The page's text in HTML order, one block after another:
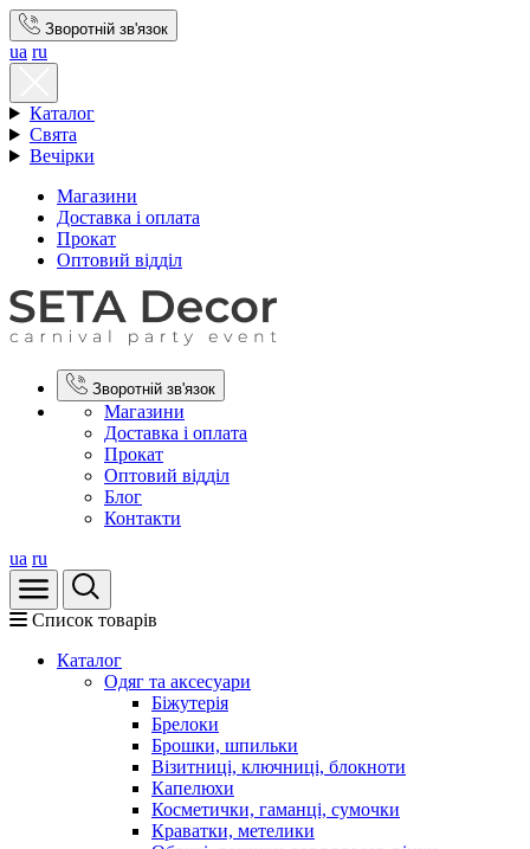
Зворотній зв'язок
ua ru
Каталог
Свята
Вечірки
Магазини
Доставка і оплата
Прокат
Оптовий відділ
Зворотній зв'язок
Магазини
Доставка і оплата
Прокат
Оптовий відділ
Блог
Контакти
ua ru
Список товарів
Каталог
Oдяг та аксесуари
Біжутерія
Брелоки
Брошки, шпильки
Візитниці, ключниці, блокноти
Капелюхи
Косметички, гаманці, сумочки
Краватки, метелики